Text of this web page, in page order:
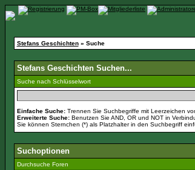
Stefans Geschichten» Suche
Stefans Geschichten Suchen...
Suche nach Schlüsselwort
Einfache Suche:Trennen Sie Suchbegriffe mit Leerzeichen
Erweiterte Suche:Benutzen Sie AND, OR und NOT in
Sie können Sternchen (*) als Platzhalter in den Suchbegriff
Suchoptionen
Durchsuche Foren